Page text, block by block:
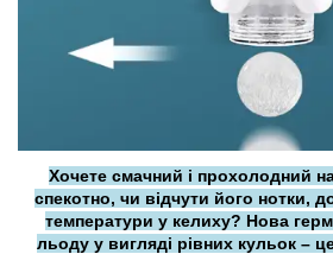
Хочете смачний і прохолодний
спекотно, чи відчути його нотки,
температури у келиху? Нова
льоду у вигляді рівних кульок –